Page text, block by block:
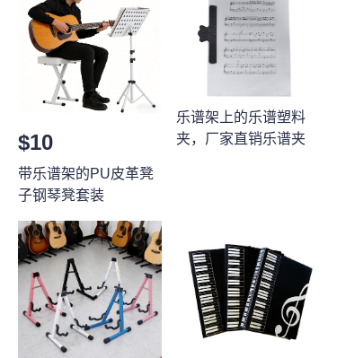
$10
带乐谱架的PU皮革凳
子钢琴凳套装
乐谱架上的乐谱塑料
夹，厂家直销乐谱夹